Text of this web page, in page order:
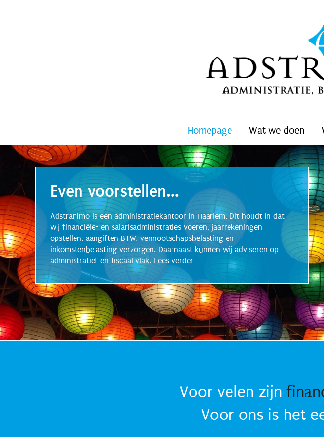
Homepage Wat we doen
Even voorstellen...
Adstranimo is een administratiekantoor in Haarlem. Dit houdt in dat
wij financiële- en salarisadministraties voeren, jaarrekeningen
opstellen, aangiften BTW, vennootschapsbelasting en
inkomstenbelasting verzorgen. Daarnaast kunnen wij adviseren op
administratief en fiscaal vlak. Lees verder
Voor velen zijn
Voor ons is het